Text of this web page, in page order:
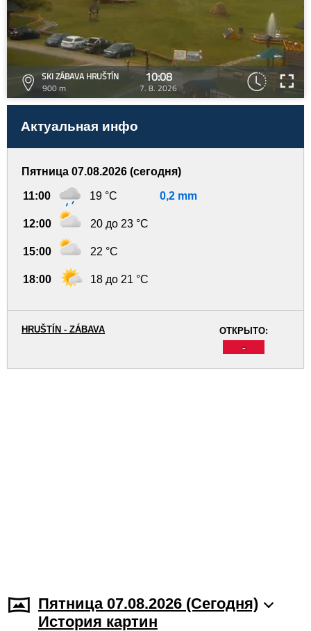
SKI ZÁBAVA HRUŠTÍN
900 m
10:08
7. 8. 2026
Актуальная инфо
Пятница 07.08.2026 (сегодня)
11:00 19 °C 0,2 mm
12:00 20 до 23 °C
15:00 22 °C
18:00 18 до 21 °C
ОТКРЫТО:
-
HRUŠTÍN - ZÁBAVA
Пятница 07.08.2026 (Cегодня)
История картин